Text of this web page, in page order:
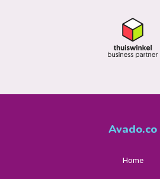
Avado.co
Home